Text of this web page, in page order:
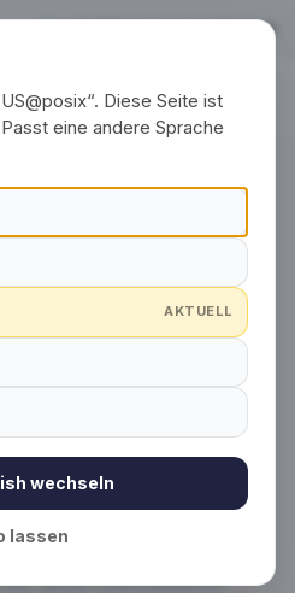
–
Diese Seite ist
eine andere Sprache
AKTUELL
wechseln
lassen
+49 (0) 30 / 20 23 68 91-0
Anmod om nu
–
muligheder
kataloger og
dine individuelle